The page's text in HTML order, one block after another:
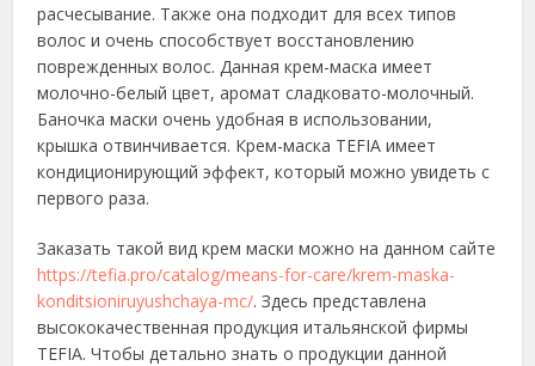
расчесывание. Также она подходит для всех типов
волос и очень способствует восстановлению
поврежденных волос. Данная крем-маска имеет
молочно-белый цвет, аромат сладковато-молочный.
Баночка маски очень удобная в использовании,
крышка отвинчивается. Крем-маска TEFIA имеет
кондиционирующий эффект, который можно увидеть с
первого раза.
Заказать такой вид крем маски можно на данном сайте
https://tefia.pro/catalog/means-for-care/krem-maska-
konditsioniruyushchaya-mc/. Здесь представлена
высококачественная продукция итальянской фирмы
TEFIA. Чтобы детально знать о продукции данной